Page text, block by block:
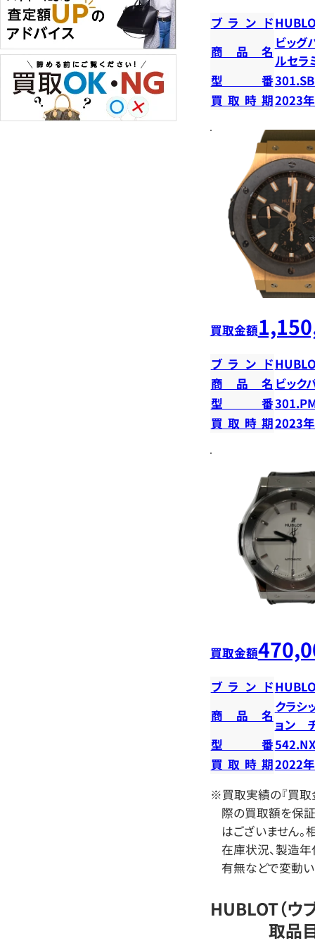
ブランド
商品名
ビッグ
ルセラ
型番
買取時期2023
買取金額
ブランド
商品名 ビック
型番
買取時期2023
買取金額
ブランド
商品名
クラシ
ョン
型番
買取時期2022
※買取実績の『買取
際の買取額を保
はございません。
在庫状況、製造年
有無などで変動い
HUBLOT（ウ
取品